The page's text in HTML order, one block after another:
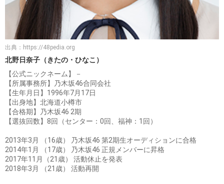
出典： https://48pedia.org
北野日奈子（きたの・ひなこ）
【公式ニックネーム】－
【所属事務所】乃木坂46合同会社
【生年月日】1996年7月17日
【出身地】北海道小樽市
【合格期】乃木坂46 2期
【選抜回数】8回（センター：0回、福神：1回）
2013年3月 （16歳） 乃木坂46 第2期生オーディションに合格
2014年1月 （17歳） 乃木坂46 正規メンバーに昇格
2017年11月（21歳） 活動休止を発表
2018年3月 （21歳） 活動再開